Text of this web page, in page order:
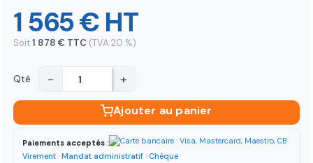
1 565 € HT
Soit1 878 € TTC (TVA 20 %)
Qté − +
Ajouter au panier
Paiements acceptés :
Virement · Mandat administratif · Chèque